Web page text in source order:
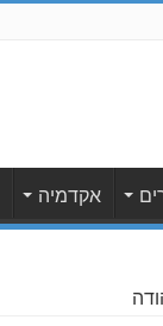
אקדמיה